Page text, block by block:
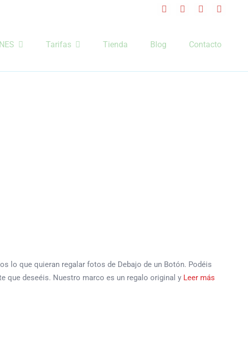
Tarifas Tienda Blog Contacto
lo que quieran regalar fotos de Debajo de un Botón. Podéis
que deseéis. Nuestro marco es un regalo original y Leer más